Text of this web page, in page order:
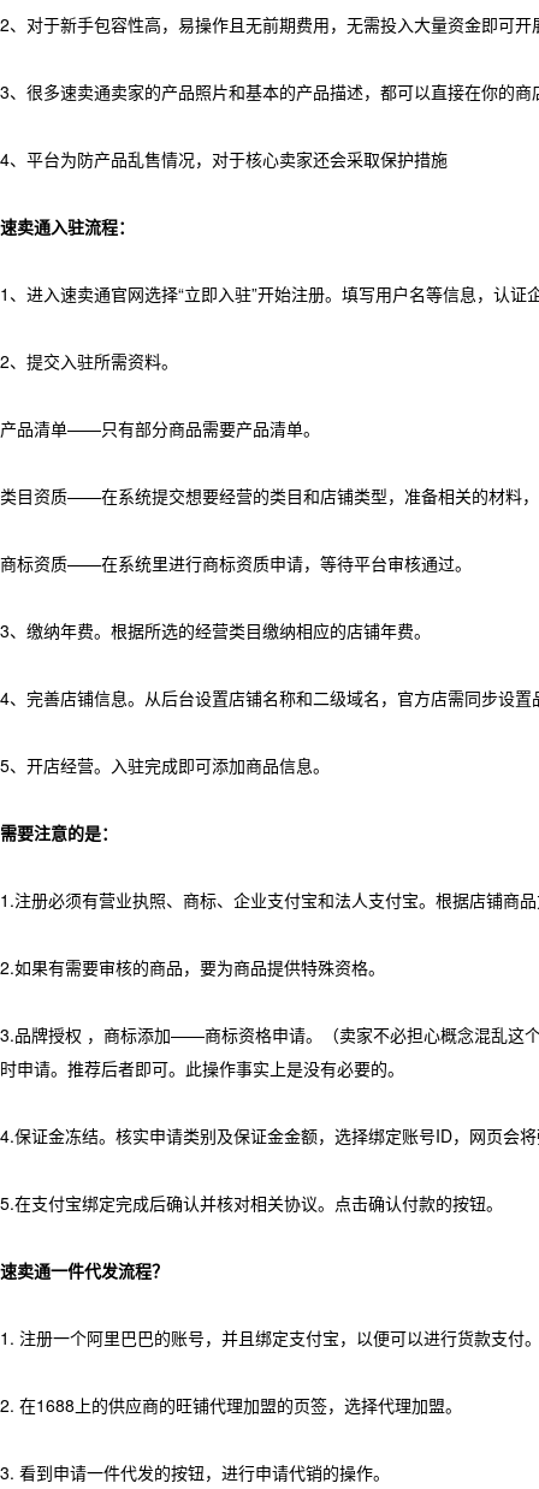
2、对于新手包容性高，易操作且无前期费用，无需投入大量资金即可开
3、很多速卖通卖家的产品照片和基本的产品描述，都可以直接在你的商
4、平台为防产品乱售情况，对于核心卖家还会采取保护措施
速卖通入驻流程：
1、进入速卖通官网选择“立即入驻”开始注册。填写用户名等信息，认证
2、提交入驻所需资料。
产品清单——只有部分商品需要产品清单。
类目资质——在系统提交想要经营的类目和店铺类型，准备相关的材料
商标资质——在系统里进行商标资质申请，等待平台审核通过。
3、缴纳年费。根据所选的经营类目缴纳相应的店铺年费。
4、完善店铺信息。从后台设置店铺名称和二级域名，官方店需同步设
5、开店经营。入驻完成即可添加商品信息。
需要注意的是：
1.注册必须有营业执照、商标、企业支付宝和法人支付宝。根据店铺商
2.如果有需要审核的商品，要为商品提供特殊资格。
3.品牌授权 ，商标添加——商标资格申请。（卖家不必担心概念混乱这
时申请。推荐后者即可。此操作事实上是没有必要的。
4.保证金冻结。核实申请类别及保证金金额，选择绑定账号ID，网页会
5.在支付宝绑定完成后确认并核对相关协议。点击确认付款的按钮。
速卖通一件代发流程？
1. 注册一个阿里巴巴的账号，并且绑定支付宝，以便可以进行货款支付
2. 在1688上的供应商的旺铺代理加盟的页签，选择代理加盟。
3. 看到申请一件代发的按钮，进行申请代销的操作。